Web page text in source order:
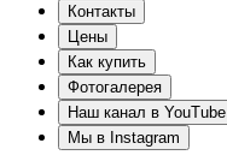
Контакты
Цены
Как купить
Фотогалерея
Наш канал в YouTube
Мы в Instagram